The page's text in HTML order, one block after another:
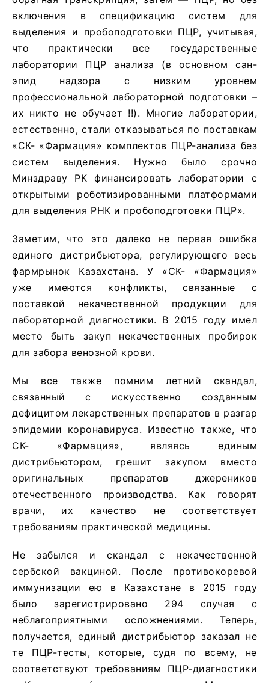
включения в спецификацию систем для
выделения и пробоподготовки ПЦР, учитывая,
что практически все государственные
лаборатории ПЦР анализа (в основном сан-
эпид надзора с низким уровнем
профессиональной лабораторной подготовки –
их никто не обучает !!). Многие лаборатории,
естественно, стали отказываться по поставкам
«СК- «Фармация» комплектов ПЦР-анализа без
систем выделения. Нужно было срочно
Минздраву РК финансировать лаборатории с
открытыми роботизированными платформами
для выделения РНК и пробоподготовки ПЦР».
Заметим, что это далеко не первая ошибка
единого дистрибьютора, регулирующего весь
фармрынок Казахстана. У «СК- «Фармация»
уже имеются конфликты, связанные с
поставкой некачественной продукции для
лабораторной диагностики. В 2015 году имел
место быть закуп некачественных пробирок
для забора венозной крови.
Мы все также помним летний скандал,
связанный с искусственно созданным
дефицитом лекарственных препаратов в разгар
эпидемии коронавируса. Известно также, что
СК- «Фармация», являясь единым
дистрибьютором, грешит закупом вместо
оригинальных препаратов джереников
отечественного производства. Как говорят
врачи, их качество не соответствует
требованиям практической медицины.
Не забылся и скандал с некачественной
сербской вакциной. После противокоревой
иммунизации ею в Казахстане в 2015 году
было зарегистрировано 294 случая с
неблагоприятными осложнениями. Теперь,
получается, единый дистрибьютор заказал не
те ПЦР-тесты, которые, судя по всему, не
соответствуют требованиям ПЦР-диагностики